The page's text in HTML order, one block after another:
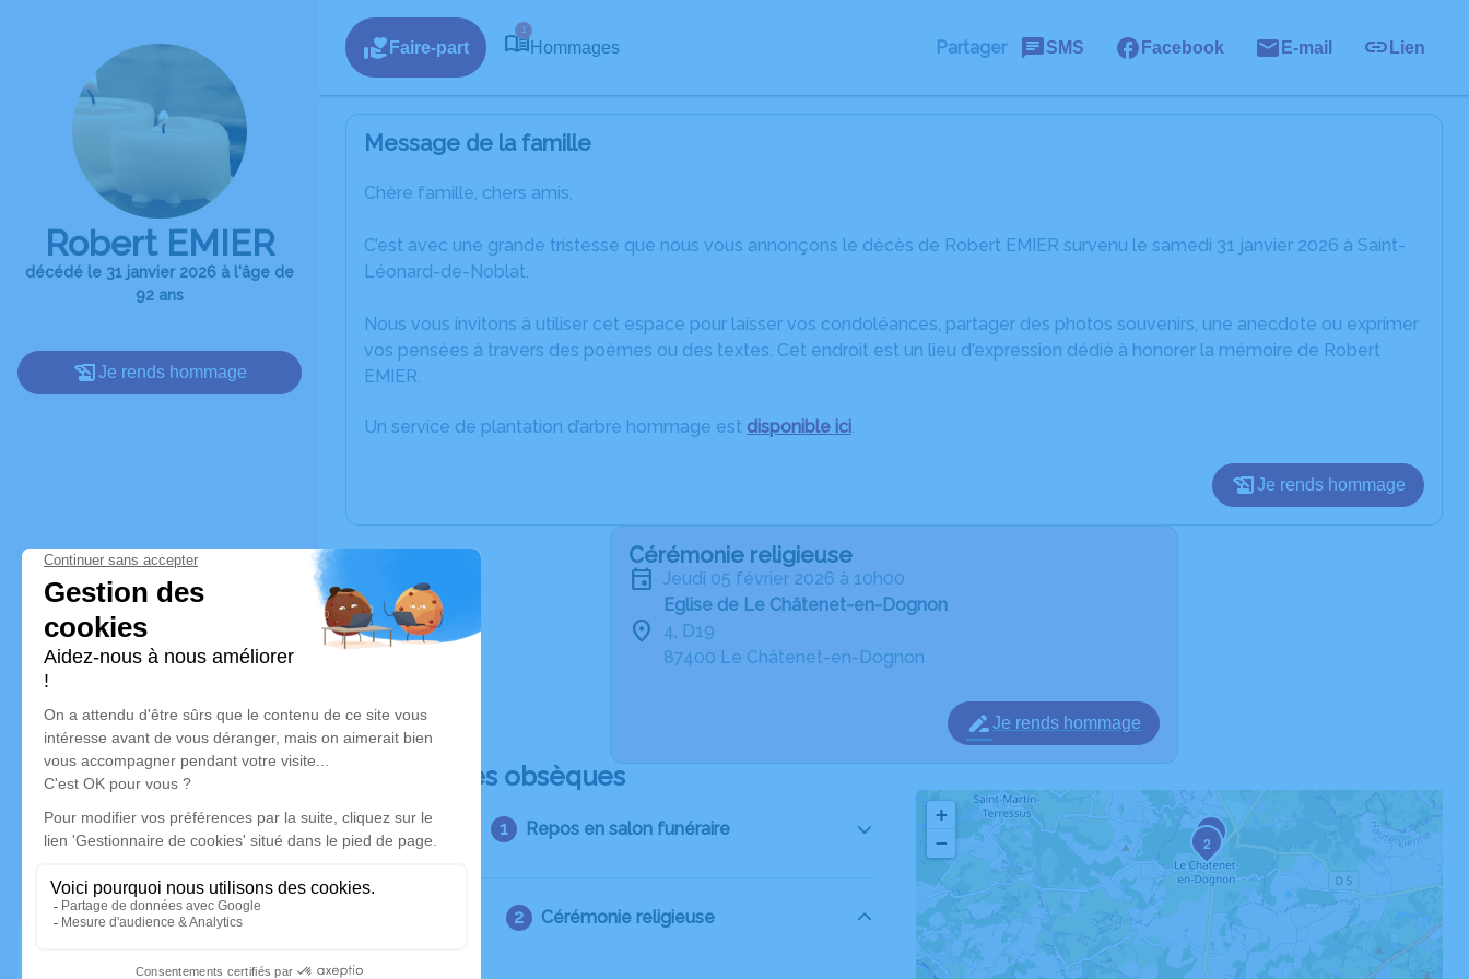
Robert EMIER
décédé le 31 janvier 2026 à l'âge de
92 ans
Je rends hommage
Faire-part
1
Hommages Partager SMS Facebook E-mail Lien
Message de la famille
Chère famille, chers amis,
C’est avec une grande tristesse que nous vous annonçons le décès de Robert EMIER survenu le samedi 31 janvier 2026 à Saint-
Léonard-de-Noblat.
Nous vous invitons à utiliser cet espace pour laisser vos condoléances, partager des photos souvenirs, une anecdote ou exprimer
vos pensées à travers des poèmes ou des textes. Cet endroit est un lieu d'expression dédié à honorer la mémoire de Robert
EMIER.
Un service de plantation d’arbre hommage est disponible ici.
Je rends hommage
Cérémonie religieuse
jeudi 05 février 2026 à 10h00
Eglise de Le Châtenet-en-Dognon
4, D19
87400 Le Châtenet-en-Dognon
Je rends hommage
Déroulé des obsèques
Repos en salon funéraire
Cérémonie religieuse
23
+
−